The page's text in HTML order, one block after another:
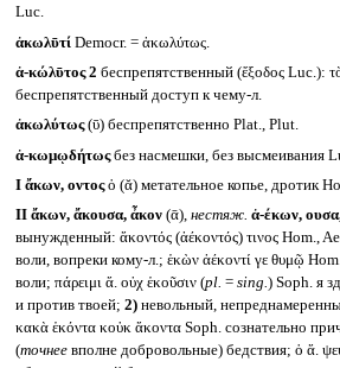
Luc.
ἀκωλῡτίDemocr. = ἀκωλύτως.
ἀ-κώλῡτος 2 беспрепятственный (ἔξοδος Luc.):
беспрепятственный доступ к чему-л.
ἀκωλύτως(ῡ) беспрепятственно Plat., Plut.
ἀ-κωμῳδήτωςбез насмешки, без высмеивания
I ἄκων, οντοςὁ (ᾰ) метательное копье, дротик
II ἄκων, ἄκουσα, ἆκον(ᾱ),нестяж. ἀ-έκων,
вынужденный: ἄκοντός (ἀέκοντός) τινος Hom.,
воли, вопреки кому-л.; ἑκὼν ἀέκοντί γε θυμῷ
воли; πάρειμι ἄ. οὐχ ἑκοῦσιν (pl. = sing.) Soph. я
и против твоей; 2)невольный,
κακὰ ἑκόντα κοὐκ ἄκοντα Soph. сознательно
(точнеевполне добровольные) бедствия; ὁ ἄ.